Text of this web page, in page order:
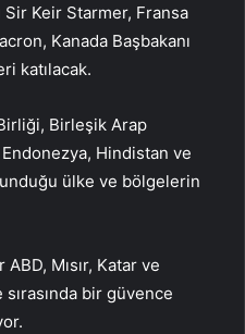
Sir Keir Starmer, Fransa
Kanada Başbakanı
katılacak.
Birleşik Arap
Hindistan ve
ülke ve bölgelerin
Mısır, Katar ve
bir güvence